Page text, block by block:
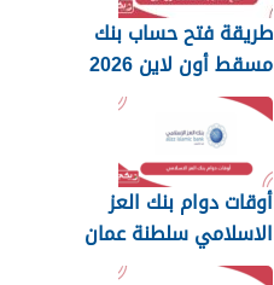
طريقة فتح حساب بنك
مسقط أون لاين 2026
أوقات دوام بنك العز
الاسلامي سلطنة عمان
2026